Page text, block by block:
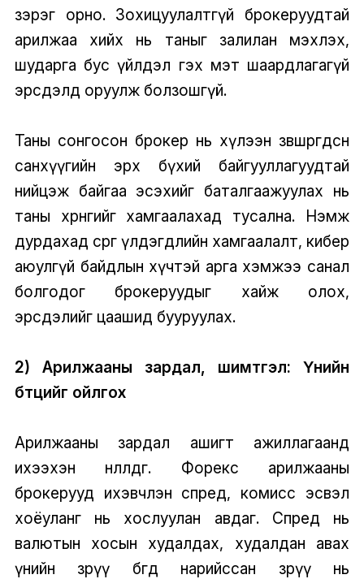
зэрэг орно. Зохицуулалтгүй брокеруудтай
арилжаа хийх нь таныг залилан мэхлэх,
шударга бус үйлдэл гэх мэт шаардлагагүй
эрсдэлд оруулж болзошгүй.
Таны сонгосон брокер нь хүлээн зөвшөөрөгдсөн
санхүүгийн эрх бүхий байгууллагуудтай
нийцэж байгаа эсэхийг баталгаажуулах нь
таны хөрөнгийг хамгаалахад тусална. Нэмж
дурдахад сөрөг үлдэгдлийн хамгаалалт, кибер
аюулгүй байдлын хүчтэй арга хэмжээ санал
болгодог брокеруудыг хайж олох,
эрсдэлийг цаашид бууруулах.
2) Арилжааны зардал, шимтгэл: Үнийн
бүтцийг ойлгох
Арилжааны зардал ашигт ажиллагаанд
ихээхэн нөлөөлдөг. Форекс арилжааны
брокерууд ихэвчлэн спред, комисс эсвэл
хоёуланг нь хослуулан авдаг. Спред нь
валютын хосын худалдах, худалдан авах
үнийн зөрүү бөгөөд нарийссан зөрүү нь